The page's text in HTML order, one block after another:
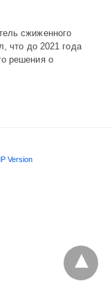
сжиженного
что до 2021 года
решения о
Version